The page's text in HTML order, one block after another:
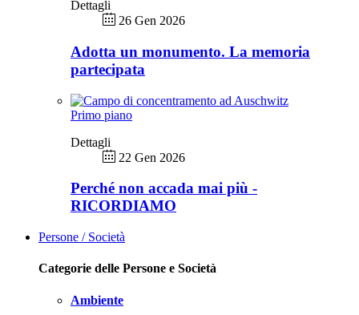
Dettagli
26 Gen 2026
Adotta un monumento. La memoria
partecipata
Primo piano
Dettagli
22 Gen 2026
Perché non accada mai più -
RICORDIAMO
Persone / Società
Categorie delle Persone e Società
Ambiente